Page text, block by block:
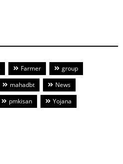
Farmer
group
mahadbt
News
pmkisan Yojana